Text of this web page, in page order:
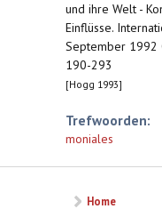
und ihre Welt -
Einflüsse.
September 1992
190-293
[Hogg 1993]
Trefwoorden:
moniales
Home